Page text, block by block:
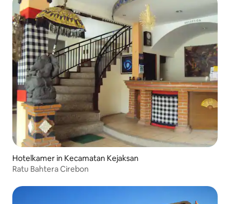
Hotelkamer in Kecamatan Kejaksan
Ratu Bahtera Cirebon